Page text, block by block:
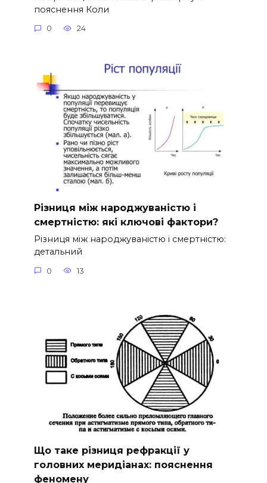
пояснення Коли
0 24
Різниця між народжуваністю і
смертністю: які ключові фактори?
Різниця між народжуваністю і смертністю:
детальний
0 13
Що таке різниця рефракції у
головних меридіанах: пояснення
феномену